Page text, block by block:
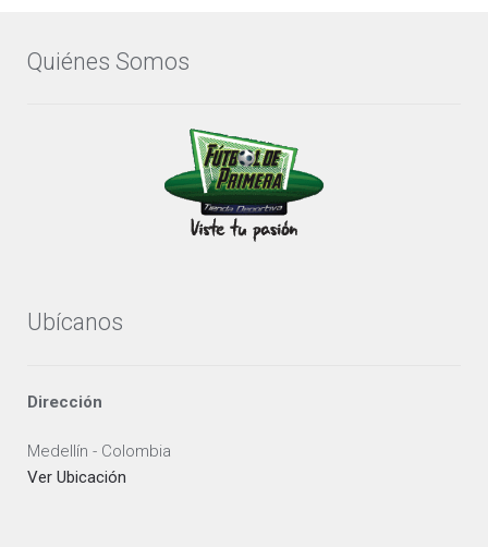
Quiénes Somos
Ubícanos
Dirección
Medellín - Colombia
Ver Ubicación